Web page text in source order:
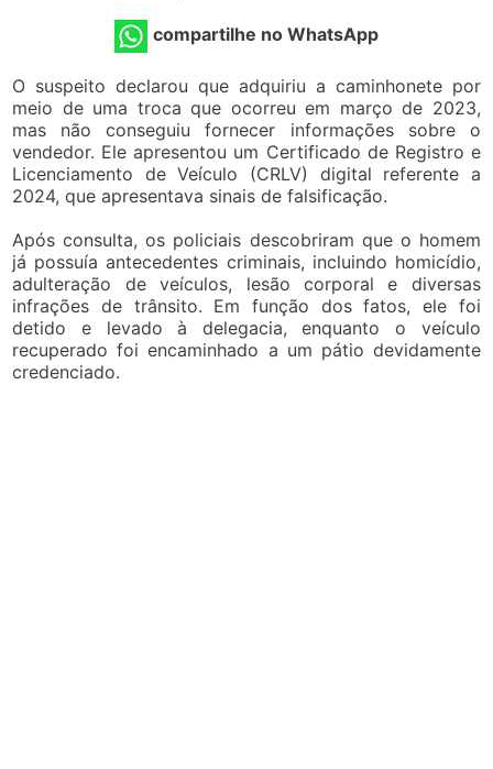
compartilhe no WhatsApp
O suspeito declarou que adquiriu a caminhonete por
meio de uma troca que ocorreu em março de 2023,
mas não conseguiu fornecer informações sobre o
vendedor. Ele apresentou um Certificado de Registro e
Licenciamento de Veículo (CRLV) digital referente a
2024, que apresentava sinais de falsificação.
Após consulta, os policiais descobriram que o homem
já possuía antecedentes criminais, incluindo homicídio,
adulteração de veículos, lesão corporal e diversas
infrações de trânsito. Em função dos fatos, ele foi
detido e levado à delegacia, enquanto o veículo
recuperado foi encaminhado a um pátio devidamente
credenciado.